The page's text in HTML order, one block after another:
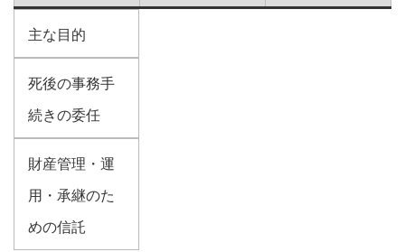
主な目的
死後の事務手
続きの委任
財産管理・運
用・承継のた
めの信託